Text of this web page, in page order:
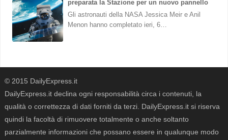
preparata la Stazione per un nuovo pannello
Gli astronauti della NASA Jessica Meir e Anil
Menon hanno completato ieri, 6…
© 2015 DailyExpress.it
DailyExpress.it declina ogni responsabilità circa i contenuti, la
qualità o correttezza di dati forniti da terzi. DailyExpress.it si riserva
quindi la facoltà di rimuovere totalmente o anche soltanto
parzialmente informazioni che possano essere in qualunque modo